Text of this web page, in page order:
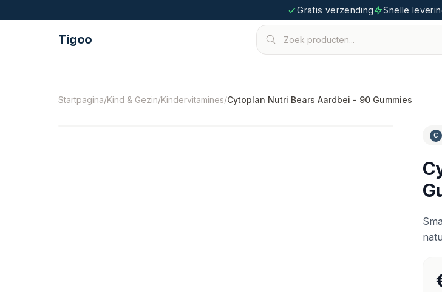
Gratis verzending Snelle
Tigoo Zoek producten...
©2026Nutri Nordic AB.Alle rechten voorbehouden.tigoo.com
Startpagina/Kind & Gezin/Kindervitamines/Cytoplan Nutri Bears Aardbei - 90 Gummies
C